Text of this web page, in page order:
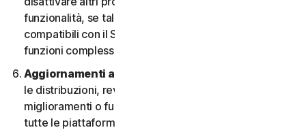
funzionalità, se tali prodotti o funzionalità non sono
compatibili con il Software o allo scopo di migliorare le
funzioni complessive del Software.
Aggiornamenti automatici dei contenuti.
le distribuzioni, revisioni, aggiornamenti,
miglioramenti o funzionalità saranno disponibili su
tutte le piattaforme. L’Utente ha il diritto di ricevere